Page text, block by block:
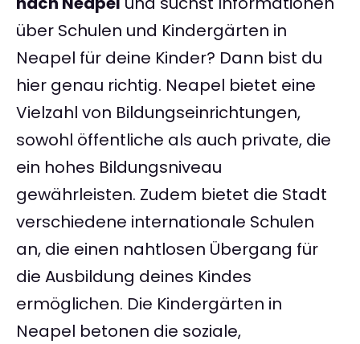
über Schulen und Kindergärten in
Neapel für deine Kinder? Dann bist du
hier genau richtig. Neapel bietet eine
Vielzahl von Bildungseinrichtungen,
sowohl öffentliche als auch private, die
ein hohes Bildungsniveau
gewährleisten. Zudem bietet die Stadt
verschiedene internationale Schulen
an, die einen nahtlosen Übergang für
die Ausbildung deines Kindes
ermöglichen. Die Kindergärten in
Neapel betonen die soziale,